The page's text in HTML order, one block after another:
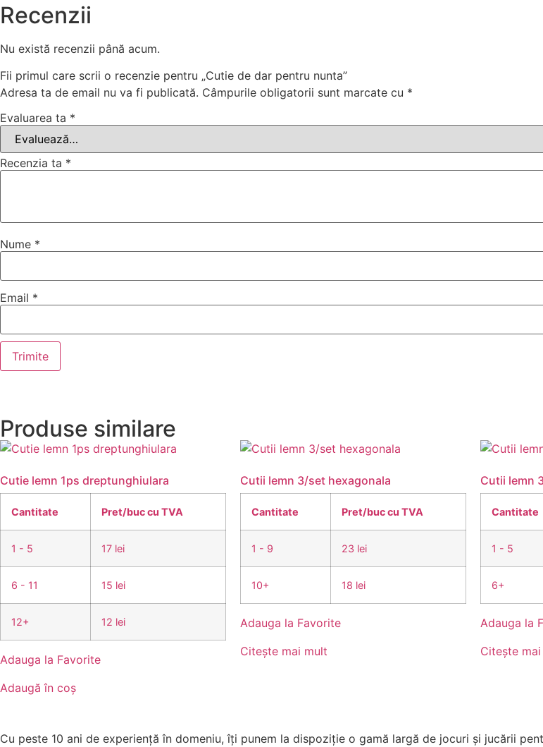
Recenzii
Nu există recenzii până acum.
Fii primul care scrii o recenzie pentru „Cutie de dar pentru nunta”
Adresa ta de email nu va fi publicată. Câmpurile obligatorii sunt marcate cu *
Evaluarea ta *
Recenzia ta *
Nume *
Email *
Produse similare
Cutie lemn 1ps dreptunghiulara
Cantitate Pret/buc cu TVA
1 - 5 17 lei
6 - 11 15 lei
12+ 12 lei
Adauga la Favorite
Adaugă în coș
Cutii lemn 3/set hexagonala
Cantitate Pret/buc cu TVA
1 - 9 23 lei
10+ 18 lei
Adauga la Favorite
Citește mai mult
Cutii lemn
Cantitate
1 - 5
6+
Adauga la
Citește
Cu peste 10 ani de experiență în domeniu, îți punem la dispoziție o gamă largă de jocuri și jucării